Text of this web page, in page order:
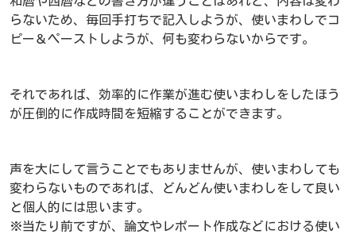
らないため、毎回手打ちで記入しようが、使いまわしでコ
ピー＆ペーストしようが、何も変わらないからです。
それであれば、効率的に作業が進む使いまわしをしたほう
が圧倒的に作成時間を短縮することができます。
声を大にして言うことでもありませんが、使いまわしても
変わらないものであれば、どんどん使いまわしをして良い
と個人的には思います。
※当たり前ですが、論文やレポート作成などにおける使い